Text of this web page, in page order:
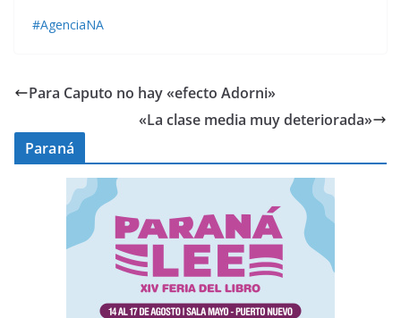
#AgenciaNA
Para Caputo no hay «efecto Adorni»
«La clase media muy deteriorada»
Paraná